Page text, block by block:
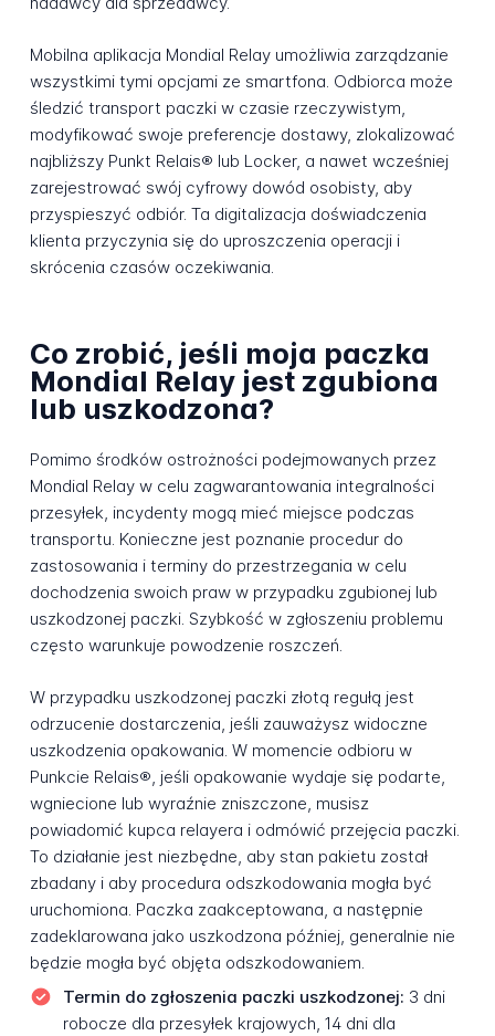
Mobilna aplikacja Mondial Relay umożliwia zarządzanie
wszystkimi tymi opcjami ze smartfona. Odbiorca może
śledzić transport paczki w czasie rzeczywistym,
modyfikować swoje preferencje dostawy, zlokalizować
najbliższy Punkt Relais® lub Locker, a nawet wcześniej
zarejestrować swój cyfrowy dowód osobisty, aby
przyspieszyć odbiór. Ta digitalizacja doświadczenia
klienta przyczynia się do uproszczenia operacji i
skrócenia czasów oczekiwania.
Co zrobić, jeśli moja paczka
Mondial Relay jest zgubiona
lub uszkodzona?
Pomimo środków ostrożności podejmowanych przez
Mondial Relay w celu zagwarantowania integralności
przesyłek, incydenty mogą mieć miejsce podczas
transportu. Konieczne jest poznanie procedur do
zastosowania i terminy do przestrzegania w celu
dochodzenia swoich praw w przypadku zgubionej lub
uszkodzonej paczki. Szybkość w zgłoszeniu problemu
często warunkuje powodzenie roszczeń.
W przypadku uszkodzonej paczki złotą regułą jest
odrzucenie dostarczenia, jeśli zauważysz widoczne
uszkodzenia opakowania. W momencie odbioru w
Punkcie Relais®, jeśli opakowanie wydaje się podarte,
wgniecione lub wyraźnie zniszczone, musisz
powiadomić kupca relayera i odmówić przejęcia paczki.
To działanie jest niezbędne, aby stan pakietu został
zbadany i aby procedura odszkodowania mogła być
uruchomiona. Paczka zaakceptowana, a następnie
zadeklarowana jako uszkodzona później, generalnie nie
będzie mogła być objęta odszkodowaniem.
Termin do zgłoszenia paczki uszkodzonej: 3 dni
robocze dla przesyłek krajowych, 14 dni dla